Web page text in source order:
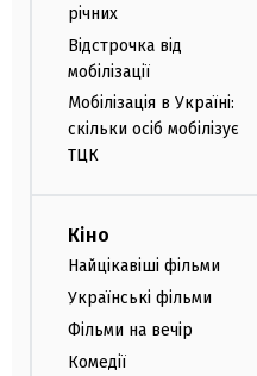
річних
Відстрочка від
мобілізації
Мобілізація в Україні:
скільки осіб мобілізує
ТЦК
Кіно
Найцікавіші фільми
Українські фільми
Фільми на вечір
Комедії